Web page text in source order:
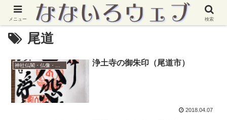
尾道
浄土寺の御朱印（尾道市）
2018.04.07
メニュー 検索